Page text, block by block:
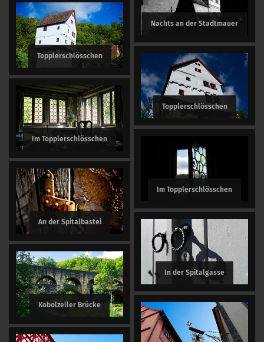
Nachts an der Stadtmauer
Topplerschlösschen
Topplerschlösschen
Im Topplerschlösschen
Im Topplerschlösschen
An der Spitalbastei
In der Spitalgasse
Kobolzeller Brücke